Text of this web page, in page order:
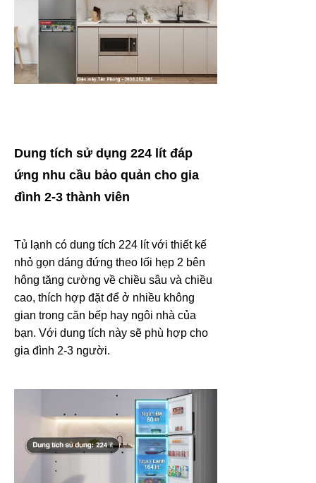
Dung tích sử dụng 224 lít đáp
ứng nhu cầu bảo quản cho gia
đình 2-3 thành viên
Tủ lạnh có dung tích 224 lít với thiết kế
nhỏ gọn dáng đứng theo lối hẹp 2 bên
hông tăng cường về chiều sâu và chiều
cao, thích hợp đặt để ở nhiều không
gian trong căn bếp hay ngôi nhà của
bạn. Với dung tích này sẽ phù hợp cho
gia đình 2-3 người.